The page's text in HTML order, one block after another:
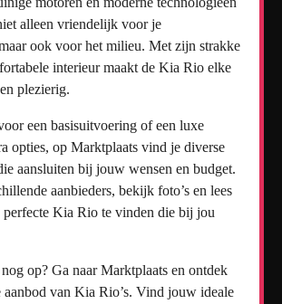
alleen vriendelijk voor je
ook voor het milieu. Met zijn strakke
interieur maakt de Kia Rio elke
plezierig.
een basisuitvoering of een luxe
opties, op Marktplaats vind je diverse
aansluiten bij jouw wensen en budget.
aanbieders, bekijk foto’s en lees
perfecte Kia Rio te vinden die bij jou
op? Ga naar Marktplaats en ontdek
aanbod van Kia Rio’s. Vind jouw ideale